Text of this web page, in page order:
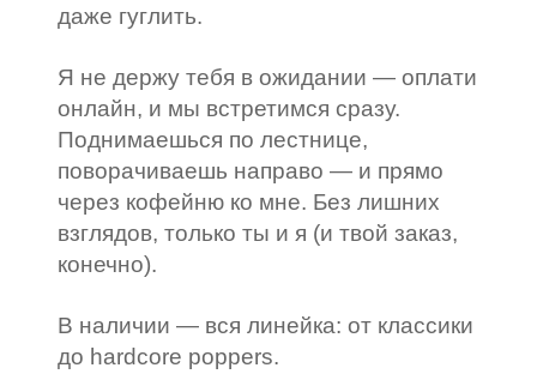
даже гуглить.
Я не держу тебя в ожидании — оплати
онлайн, и мы встретимся сразу.
Поднимаешься по лестнице,
поворачиваешь направо — и прямо
через кофейню ко мне. Без лишних
взглядов, только ты и я (и твой заказ,
конечно).
В наличии — вся линейка: от классики
до hardcore poppers.